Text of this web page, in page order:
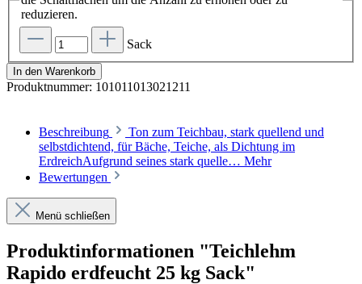
reduzieren.
Sack
In den Warenkorb
Produktnummer: 101011013021211
Beschreibung
Ton zum Teichbau, stark quellend und
selbstdichtend, für Bäche, Teiche, als Dichtung im
ErdreichAufgrund seines stark quelle… Mehr
Bewertungen
Menü schließen
Produktinformationen "Teichlehm
Rapido erdfeucht 25 kg Sack"